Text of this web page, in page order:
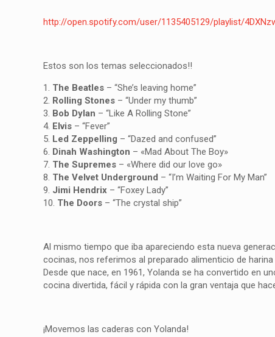
http://open.spotify.com/user/1 135405129/playlist/
Estos son los temas seleccionados!!
1. The Beatles – “She’s leaving home”
2. Rolling Stones – “Under my thumb”
3. Bob Dylan – “Like A Rolling Stone”
4. Elvis – “Fever”
5. Led Zeppelling – “Dazed and confused”
6. Dinah Washington – «Mad About The Boy»
7. The Supremes – «Where did our love go»
8. The Velvet Underground – “I’m Waiting For My Man”
9. Jimi Hendrix – “Foxey Lady”
10. The Doors – “The crystal ship”
Al mismo tiempo que iba apareciendo esta nueva
cocinas, nos referimos al preparado alimenticio de
Desde que nace, en 1961, Yolanda se ha convertido en
cocina divertida, fácil y rápida con la gran ventaja que
¡Movemos las caderas con Yolanda!